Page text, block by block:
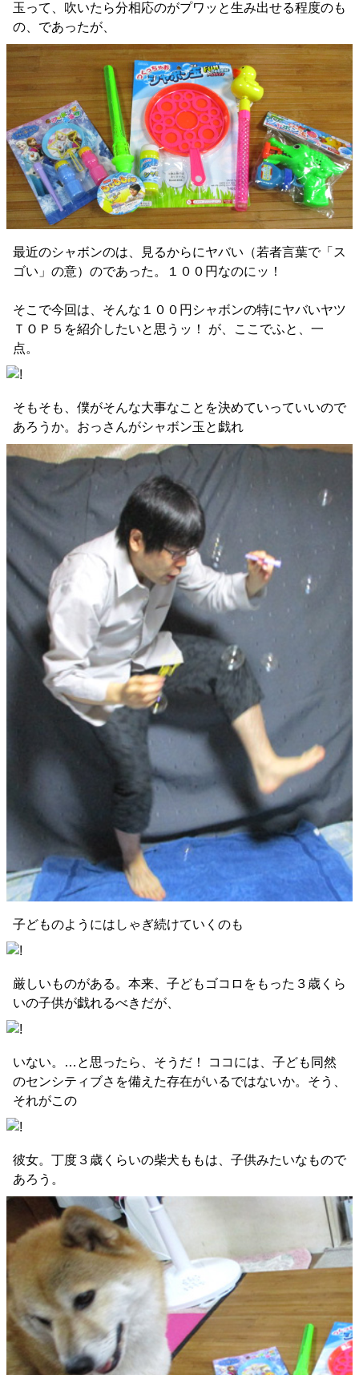
玉って、吹いたら分相応のがプワッと生み出せる程度のも
の、であったが、
最近のシャボンのは、見るからにヤバい（若者言葉で「ス
ゴい」の意）のであった。１００円なのにッ！
そこで今回は、そんな１００円シャボンの特にヤバいヤツ
ＴＯＰ５を紹介したいと思うッ！ が、ここでふと、一
点。
そもそも、僕がそんな大事なことを決めていっていいので
あろうか。おっさんがシャボン玉と戯れ
子どものようにはしゃぎ続けていくのも
厳しいものがある。本来、子どもゴコロをもった３歳くら
いの子供が戯れるべきだが、
いない。…と思ったら、そうだ！ ココには、子ども同然
のセンシティブさを備えた存在がいるではないか。そう、
それがこの
彼女。丁度３歳くらいの柴犬ももは、子供みたいなもので
あろう。